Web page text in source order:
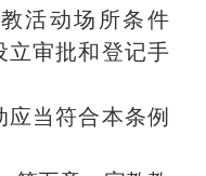
活动场所条件
立审批和登记手
应当符合本条例